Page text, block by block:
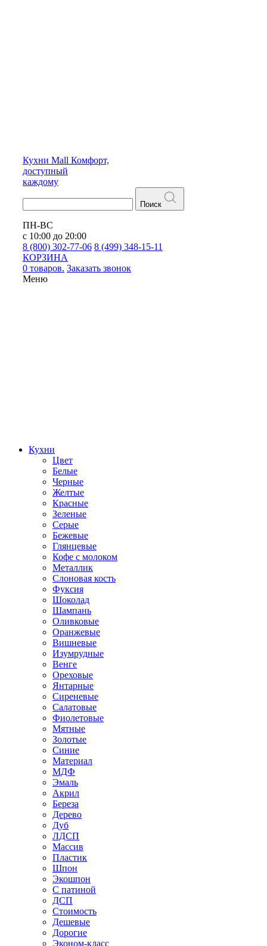
Кухни Mall Комфорт,
доступный
каждому
Поиск
ПН-ВС
с 10:00 до 20:00
8 (800) 302-77-06 8 (499) 348-15-11
КОРЗИНА
0 товаров. Заказать звонок
Меню
Кухни
Цвет
Белые
Черные
Желтые
Красные
Зеленые
Серые
Бежевые
Глянцевые
Кофе с молоком
Металлик
Слоновая кость
Фуксия
Шоколад
Шампань
Оливковые
Оранжевые
Вишневые
Изумрудные
Венге
Ореховые
Янтарные
Сиреневые
Салатовые
Фиолетовые
Мятные
Золотые
Синие
Материал
МДФ
Эмаль
Акрил
Береза
Дерево
Дуб
ЛДСП
Массив
Пластик
Шпон
Экошпон
С патиной
ДСП
Стоимость
Дешевые
Дорогие
Эконом-класс